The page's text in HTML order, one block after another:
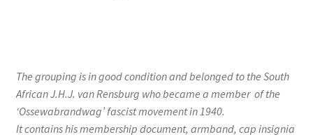
The grouping is in good condition and belonged to the South
African J.H.J. van Rensburg who became a member of the
‘Ossewabrandwag’ fascist movement in 1940.
It contains his membership document, armband, cap insignia